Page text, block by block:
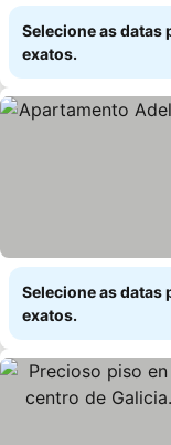
Selecione as datas
exatos.
Selecione as datas
exatos.